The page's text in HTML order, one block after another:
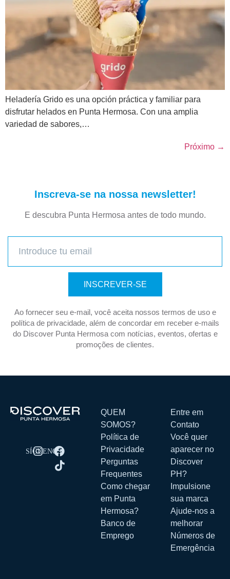
Heladería Grido es una opción práctica y familiar para
disfrutar helados en Punta Hermosa. Con una amplia
variedad de sabores,…
Próximo →
Inscreva-se na nossa newsletter!
E descubra Punta Hermosa antes de todo mundo.
INSCREVER-SE
Ao fornecer seu e-mail, você aceita nossos termos de uso e
política de privacidade, além de concordar em receber e-mails
do Discover Punta Hermosa com notícias, eventos, ofertas e
promoções de clientes.
QUEM
SOMOS?
Política de
Privacidade
Perguntas
Frequentes
Como chegar
em Punta
Hermosa?
Banco de
Emprego
Entre em
Contato
Você quer
aparecer no
Discover
PH?
Impulsione
sua marca
Ajude-nos a
melhorar
Números de
Emergência